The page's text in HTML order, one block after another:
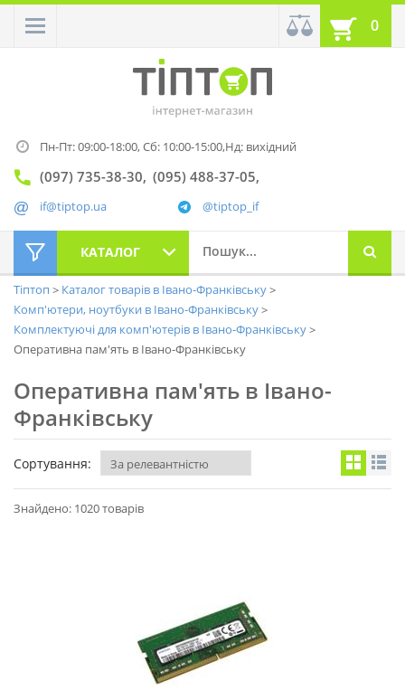
0
Пн-Пт: 09:00-18:00,Сб: 10:00-15:00,Нд: вихідний
(097) 735-38-30 (095) 488-37-05
@tiptop_if
if@tiptop.ua
КАТАЛОГ
Тіптоп
Каталог товарів в Івано-Франківську
Комп'ютери, ноутбуки в Івано-Франківську
Комплектуючі для комп'ютерів в Івано-Франківську
Оперативна пам'ять в Івано-Франківську
Оперативна пам'ять в Івано-
Франківську
Сортування:
Знайдено: 1020 товарів